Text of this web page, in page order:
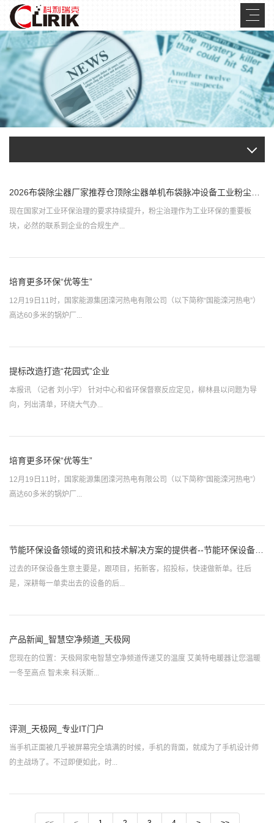
现在国家对工业环保治理的要求持续提升，粉尘治理作为工业环保的重要板
块，必然的联系到企业的合规生产...
培育更多环保“优等生”
12月19日11时，国家能源集团滦河热电有限公司（以下简称“国能滦河热电”）
高达60多米的锅炉厂...
提标改造打造“花园式”企业
本报讯 （记者 刘小宇） 针对中心和省环保督察反应定见，柳林县以问题为导
向，列出清单，环绕大气办...
培育更多环保“优等生”
12月19日11时，国家能源集团滦河热电有限公司（以下简称“国能滦河热电”）
高达60多米的锅炉厂...
过去的环保设备生意主要是，跟项目，拓新客，招投标，快速做新单。往后
是，深耕每一单卖出去的设备的后...
产品新闻_智慧空净频道_天极网
您现在的位置：天极网家电智慧空净频道传递艾的温度 艾美特电暖器让您温暖
一冬至高点 智未来 科沃斯...
评测_天极网_专业IT门户
当手机正面被几乎被屏幕完全填满的时候，手机的背面，就成为了手机设计师
的主战场了。不过即便如此，时...